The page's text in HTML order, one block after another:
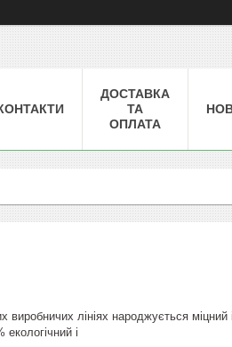
ДОСТАВКА
ТА
ОПЛАТА
лініях народжується міцний
і